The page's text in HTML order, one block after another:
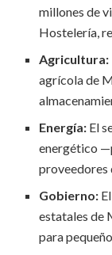
millones de
Hostelería,
Agricultura:
agrícola de
Energía: El
energético
proveedores
Gobierno:
estatales de
para